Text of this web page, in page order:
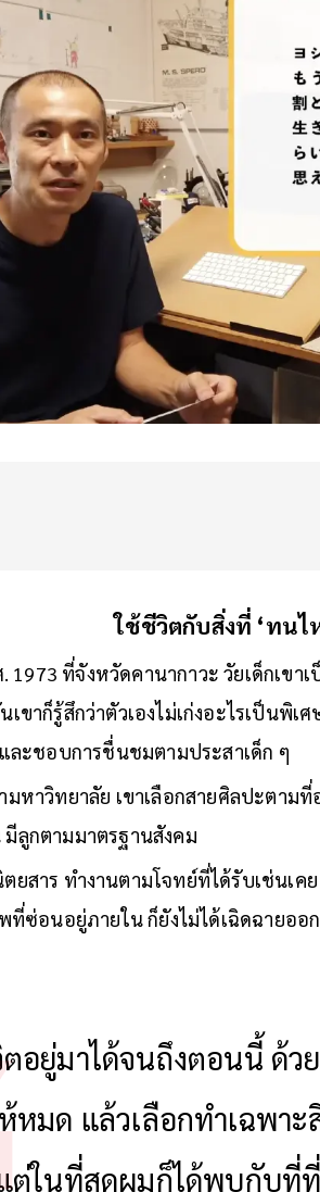
ใช้ชีวิตกับสิ่งที่ ‘ทนไ
1973 ที่จังหวัดคานากาวะ วัยเด็กเขา
ขาก็รู้สึกว่าตัวเองไม่เก่งอะไรเป็นพิ
ละชอบการชื่นชมตามประสาเด็ก ๆ
มหาวิทยาลัย เขาเลือกสายศิลปะตาม
ลูกตามมาตรฐานสังคม
ยสาร ทำงานตามโจทย์ที่ได้รับเช่นเค
ที่ซ่อนอยู่ภายใน ก็ยังไม่ได้เฉิดฉายออ
อยู่มาได้จนถึงตอนนี้ ด้ว
หมด แล้วเลือกทำเฉพา
ต่ในที่สุดผมก็ได้พบกับที่